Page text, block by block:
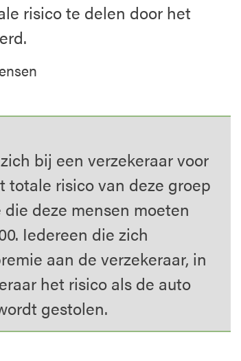
risico te delen door het
bij een verzekeraar voor
totale risico van deze groep
deze mensen moeten
Iedereen die zich
aan de verzekeraar, in
het risico als de auto
gestolen.